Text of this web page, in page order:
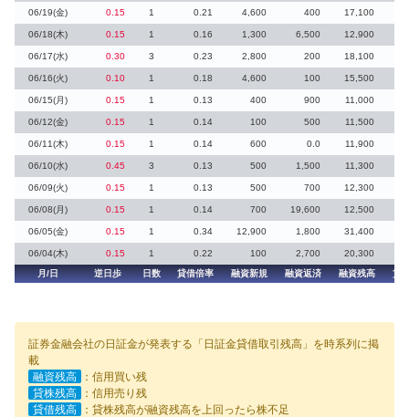
06/19(金) 0.15 1 0.21 4,600 400 17,100
06/18(木) 0.15 1 0.16 1,300 6,500 12,900
06/17(水) 0.30 3 0.23 2,800 200 18,100
06/16(火) 0.10 1 0.18 4,600 100 15,500
06/15(月) 0.15 1 0.13 400 900 11,000
06/12(金) 0.15 1 0.14 100 500 11,500
06/11(木) 0.15 1 0.14 600 0.0 11,900
06/10(水) 0.45 3 0.13 500 1,500 11,300
06/09(火) 0.15 1 0.13 500 700 12,300
06/08(月) 0.15 1 0.14 700 19,600 12,500
06/05(金) 0.15 1 0.34 12,900 1,800 31,400
06/04(木) 0.15 1 0.22 100 2,700
20,300
月/日
逆日歩 日数 貸借倍率 融資新規 融資返済 融資残高 貸
証券金融会社の日証金が発表する「日証金貸借取引残高」を時系列に掲
載
融資残高
：信用買い残
貸株残高
：信用売り残
貸借残高
：貸株残高が融資残高を上回ったら株不足